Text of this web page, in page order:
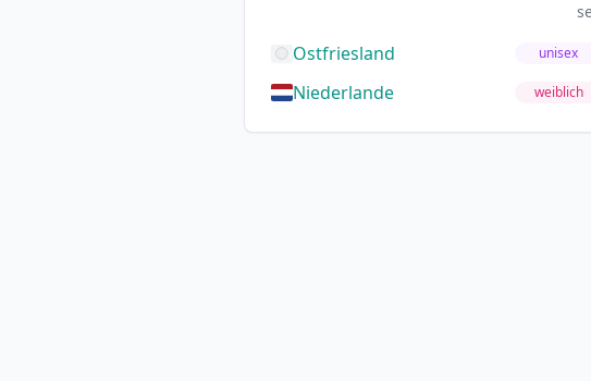
Ostfriesland unisex
Niederlande weiblich